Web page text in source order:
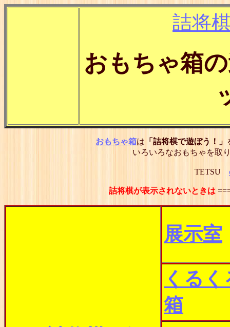
詰将
おもちゃ箱
おもちゃ箱は 「詰将棋で遊ぼう！」
いろいろなおもちゃを取
TETSU
詰将棋が表示されないときは
展示室
くる
箱